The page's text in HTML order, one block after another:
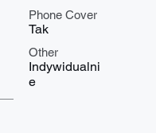
Phone Cover
Tak
Other
Indywidualni
e